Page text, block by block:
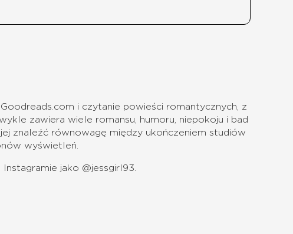
i czytanie powieści romantycznych, z
zawiera wiele romansu, humoru, niepokoju i bad
znaleźć równowagę między ukończeniem studiów
wyświetleń.
jako @jessgirl93.